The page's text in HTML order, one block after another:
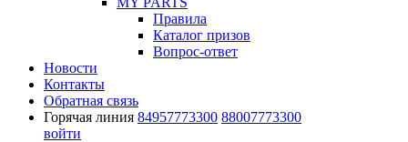
Правила
Каталог призов
Вопрос-ответ
Новости
Контакты
Обратная связь
Горячая линия 84957773300 88007773300
войти